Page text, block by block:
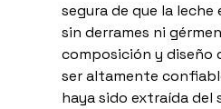
segura de que la
sin derrames ni
composición y diseño
ser altamente
haya sido extraída del